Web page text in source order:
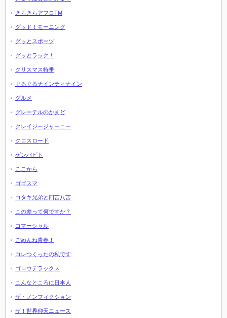
きらきらアフロTM
グッド！モーニング
グッとスポーツ
グッとラック！
クリスマス特番
ぐるぐるナインティナイン
グルメ
グレーテルのかまど
クレイジージャーニー
クロスロード
ゲンバビト
ここから
ゴゴスマ
コタキ兄弟と四苦八苦
この差って何ですか？
コマーシャル
ごめんね青春！
コレつくったの私です
ゴロウデラックス
こんなところに日本人
ザ・ノンフィクション
ザ！世界仰天ニュース